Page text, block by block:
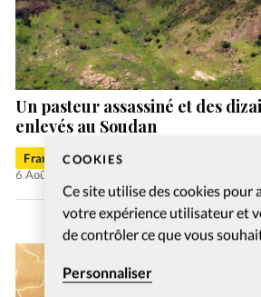
COOKIES
Ce site utilise des cookies pour
votre expérience utilisateur et
de contrôler ce que vous
Personnaliser
Un pasteur assassiné et des
enlevés au Soudan
Francis-George Sarpédon
6 Août 2026